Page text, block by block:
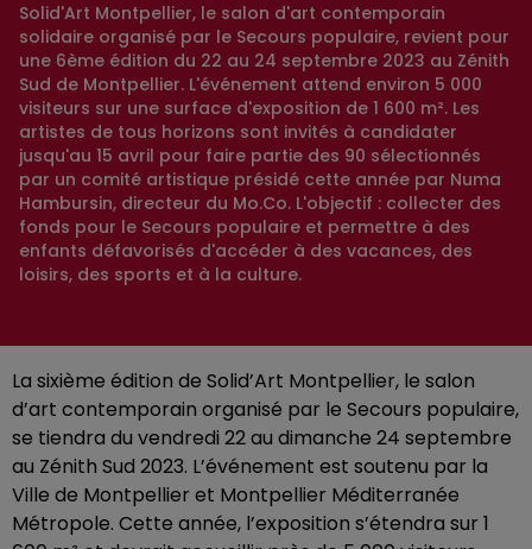
Solid'Art Montpellier, le salon d'art contemporain
solidaire organisé par le Secours populaire, revient pour
une 6ème édition du 22 au 24 septembre 2023 au Zénith
Sud de Montpellier. L'événement attend environ 5 000
visiteurs sur une surface d'exposition de 1 600 m². Les
artistes de tous horizons sont invités à candidater
jusqu'au 15 avril pour faire partie des 90 sélectionnés
par un comité artistique présidé cette année par Numa
Hambursin, directeur du Mo.Co. L'objectif : collecter des
fonds pour le Secours populaire et permettre à des
enfants défavorisés d'accéder à des vacances, des
loisirs, des sports et à la culture.
La sixième édition de Solid’Art Montpellier, le salon
d’art contemporain organisé par le Secours populaire,
se tiendra du vendredi 22 au dimanche 24 septembre
au Zénith Sud 2023. L’événement est soutenu par la
Ville de Montpellier et Montpellier Méditerranée
Métropole. Cette année, l’exposition s’étendra sur 1